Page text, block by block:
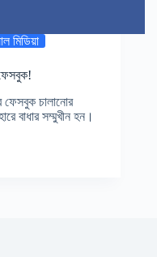
মিডিয়া
ফেসবুক চালানোর
বাধার সম্মুখীন হন।